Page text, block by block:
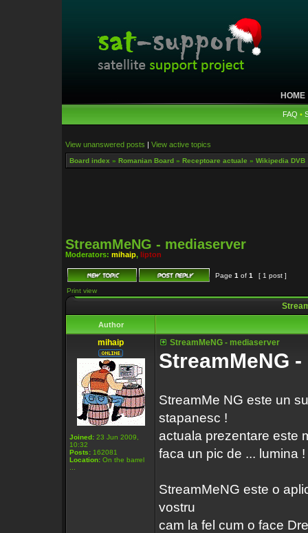
HOME
FAQ •
View unanswered posts | View active topics
Board index » Romanian Board » Receptoare actuale » Wikipedia DVB
StreamMeNG - mediaserver
Moderators: mihaip, lipton
Page 1 of 1
[ 1 post ]
Print view
Author
mihaip
Joined: 23 Jun 2009,
10:32
Posts: 162081
Location: On the barrel
StreamMeNG - mediaserver
StreamMeNG
StreamMe NG este un
stapanesc !
actuala prezentare este
faca un pic de ... lumina !
StreamMeNG este o
vostru
cam la fel cum o face